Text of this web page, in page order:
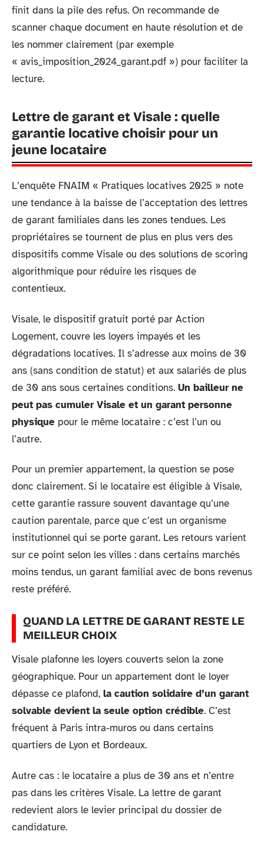
finit dans la pile des refus. On recommande de
scanner chaque document en haute résolution et de
les nommer clairement (par exemple
« avis_imposition_2024_garant.pdf ») pour faciliter la
lecture.
Lettre de garant et Visale : quelle
garantie locative choisir pour un
jeune locataire
L’enquête FNAIM « Pratiques locatives 2025 » note
une tendance à la baisse de l’acceptation des lettres
de garant familiales dans les zones tendues. Les
propriétaires se tournent de plus en plus vers des
dispositifs comme Visale ou des solutions de scoring
algorithmique pour réduire les risques de
contentieux.
Visale, le dispositif gratuit porté par Action
Logement, couvre les loyers impayés et les
dégradations locatives. Il s’adresse aux moins de 30
ans (sans condition de statut) et aux salariés de plus
de 30 ans sous certaines conditions. Un bailleur ne
peut pas cumuler Visale et un garant personne
physique pour le même locataire : c’est l’un ou
l’autre.
Pour un premier appartement, la question se pose
donc clairement. Si le locataire est éligible à Visale,
cette garantie rassure souvent davantage qu’une
caution parentale, parce que c’est un organisme
institutionnel qui se porte garant. Les retours varient
sur ce point selon les villes : dans certains marchés
moins tendus, un garant familial avec de bons revenus
reste préféré.
QUAND LA LETTRE DE GARANT RESTE LE
MEILLEUR CHOIX
Visale plafonne les loyers couverts selon la zone
géographique. Pour un appartement dont le loyer
dépasse ce plafond, la caution solidaire d’un garant
solvable devient la seule option crédible. C’est
fréquent à Paris intra-muros ou dans certains
quartiers de Lyon et Bordeaux.
Autre cas : le locataire a plus de 30 ans et n’entre
pas dans les critères Visale. La lettre de garant
redevient alors le levier principal du dossier de
candidature.